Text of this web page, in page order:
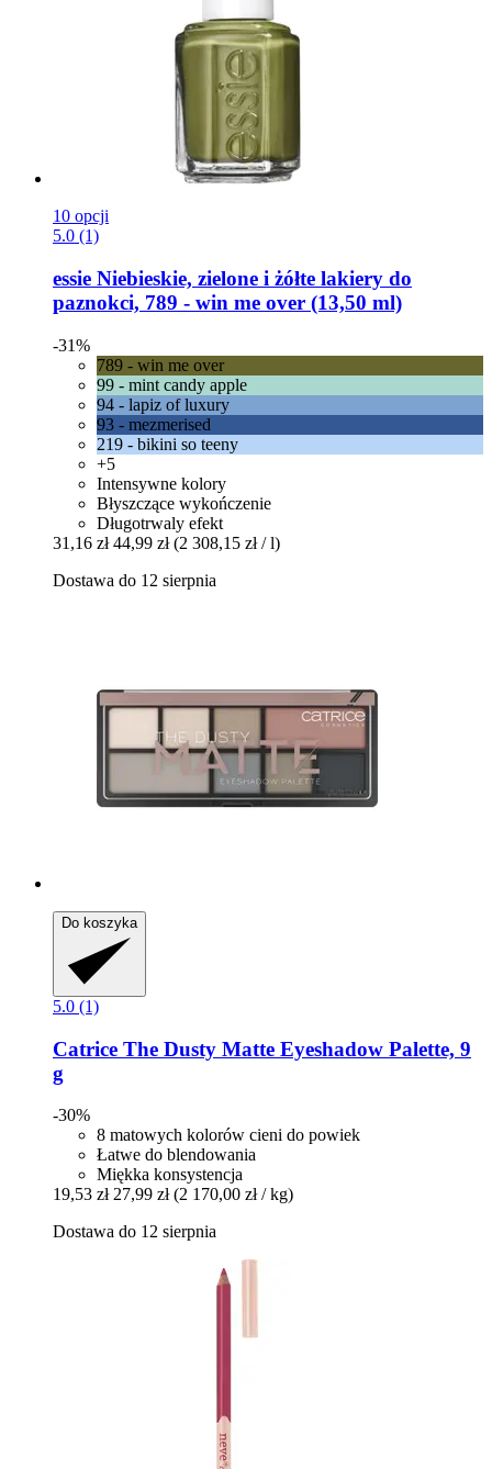
10 opcji
5.0 (1)
essie Niebieskie, zielone i żółte lakiery do
paznokci, 789 -​ win me over (13,50 ml)
-31%
789 - win me over
99 - mint candy apple
94 - lapiz of luxury
93 - mezmerised
219 - bikini so teeny
+5
Intensywne kolory
Błyszczące wykończenie
Długotrwaly efekt
31,16 zł 44,99 zł (2 308,15 zł / l)
Dostawa do 12 sierpnia
Do koszyka
5.0 (1)
Catrice The Dusty Matte Eyeshadow Palette, 9
g
-30%
8 matowych kolorów cieni do powiek
Łatwe do blendowania
Miękka konsystencja
19,53 zł 27,99 zł (2 170,00 zł / kg)
Dostawa do 12 sierpnia